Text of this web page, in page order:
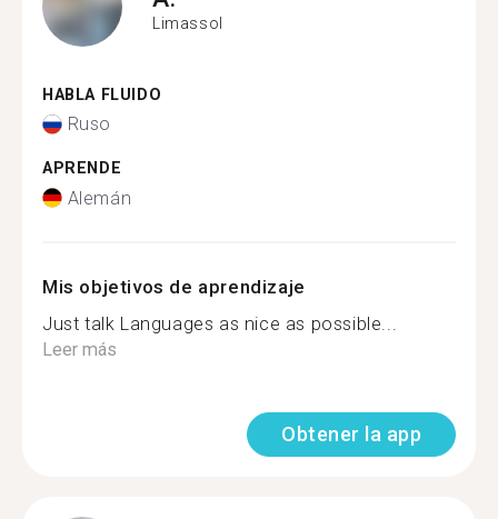
Limassol
HABLA FLUIDO
Ruso
APRENDE
Alemán
Mis objetivos de aprendizaje
Just talk Languages as nice as possible...
Leer más
Obtener la app